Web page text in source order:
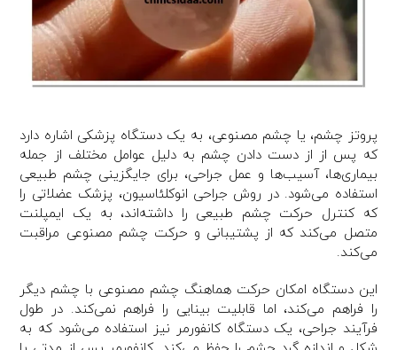
پروتز چشم، یا چشم مصنوعی، به یک دستگاه پزشکی اشاره دارد
که پس از از دست دادن چشم به دلیل عوامل مختلف از جمله
بیماری‌ها، آسیب‌ها و عمل جراحی، برای جایگزینی چشم طبیعی
استفاده می‌شود. در روش جراحی انوکلئاسیون، پزشک عضلاتی را
که کنترل حرکت چشم طبیعی را داشته‌اند، به یک ایمپلنت
متصل می‌کند که از پشتیبانی و حرکت چشم مصنوعی مراقبت
می‌کند.
این دستگاه امکان حرکت هماهنگ چشم مصنوعی با چشم دیگر
را فراهم می‌کند، اما قابلیت بینایی را فراهم نمی‌کند. در طول
فرآیند جراحی، یک دستگاه کانفورمر نیز استفاده می‌شود که به